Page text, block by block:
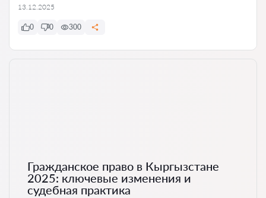
13.12.2025
0 0 300
Гражданское право в Кыргызстане
2025: ключевые изменения и
судебная практика